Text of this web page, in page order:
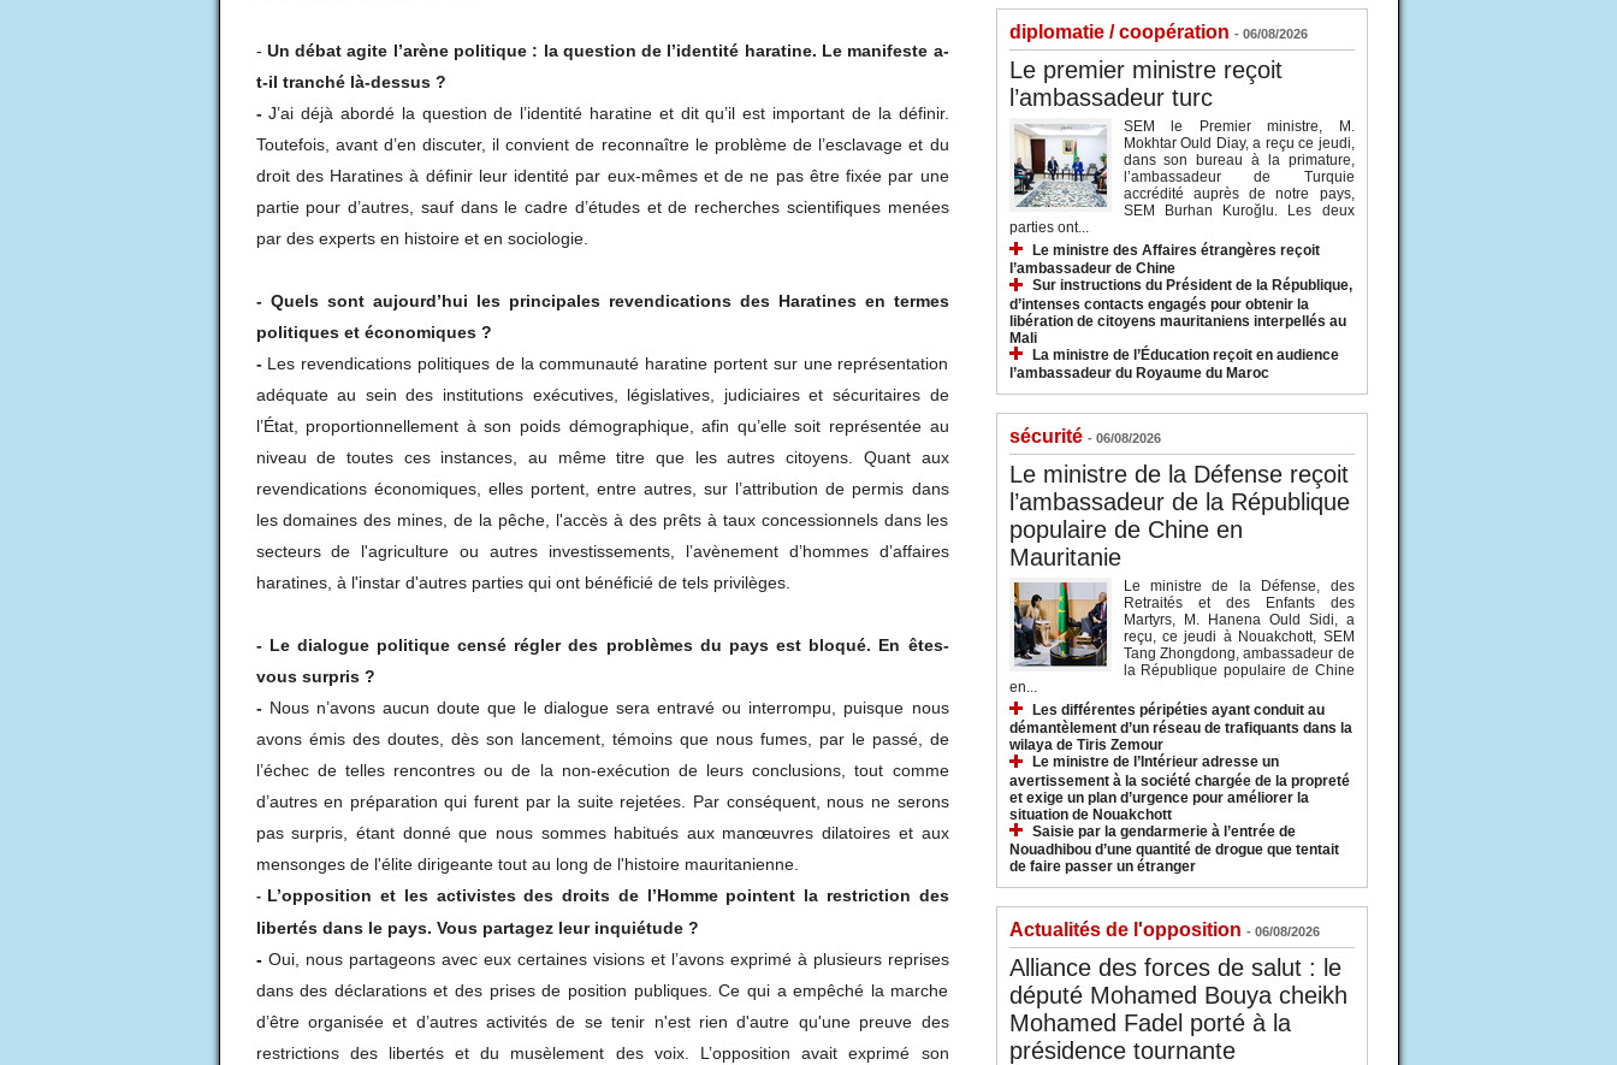
- Un débat agite l’arène politique : la question de l’identité haratine. Le manifeste a-
t-il tranché là-dessus ?
-J’ai déjà abordé la question de l’identité haratine et dit qu’il est important de la définir.
Toutefois, avant d’en discuter, il convient de reconnaître le problème de l’esclavage et du
droit des Haratines à définir leur identité par eux-mêmes et de ne pas être fixée par une
partie pour d’autres, sauf dans le cadre d’études et de recherches scientifiques menées
par des experts en histoire et en sociologie.
- Quels sont aujourd’hui les principales revendications des Haratines en termes
politiques et économiques ?
-Les revendications politiques de la communauté haratine portent sur une représentation
adéquate au sein des institutions exécutives, législatives, judiciaires et sécuritaires de
l’État, proportionnellement à son poids démographique, afin qu’elle soit représentée au
niveau de toutes ces instances, au même titre que les autres citoyens. Quant aux
revendications économiques, elles portent, entre autres, sur l’attribution de permis dans
les domaines des mines, de la pêche, l'accès à des prêts à taux concessionnels dans les
secteurs de l'agriculture ou autres investissements, l’avènement d’hommes d’affaires
haratines, à l'instar d'autres parties qui ont bénéficié de tels privilèges.
- Le dialogue politique censé régler des problèmes du pays est bloqué. En êtes-
vous surpris ?
-Nous n’avons aucun doute que le dialogue sera entravé ou interrompu, puisque nous
avons émis des doutes, dès son lancement, témoins que nous fumes, par le passé, de
l’échec de telles rencontres ou de la non-exécution de leurs conclusions, tout comme
d’autres en préparation qui furent par la suite rejetées. Par conséquent, nous ne serons
pas surpris, étant donné que nous sommes habitués aux manœuvres dilatoires et aux
mensonges de l'élite dirigeante tout au long de l'histoire mauritanienne.
- L’opposition et les activistes des droits de l’Homme pointent la restriction des
libertés dans le pays. Vous partagez leur inquiétude ?
-Oui, nous partageons avec eux certaines visions et l’avons exprimé à plusieurs reprises
dans des déclarations et des prises de position publiques. Ce qui a empêché la marche
d’être organisée et d’autres activités de se tenir n'est rien d'autre qu'une preuve des
restrictions des libertés et du musèlement des voix. L’opposition avait exprimé son
diplomatie / coopération - 06/08/2026
Le premier ministre reçoit
l’ambassadeur turc
SEM le Premier ministre, M.
Mokhtar Ould Diay, a reçu ce jeudi,
dans son bureau à la primature,
l’ambassadeur de Turquie
accrédité auprès de notre pays,
SEM Burhan Kuroğlu. Les deux
parties ont...
Le ministre des Affaires étrangères reçoit
l’ambassadeur de Chine
Sur instructions du Président de la République,
d’intenses contacts engagés pour obtenir la
libération de citoyens mauritaniens interpellés au
Mali
La ministre de l’Éducation reçoit en audience
l’ambassadeur du Royaume du Maroc
sécurité - 06/08/2026
Le ministre de la Défense reçoit
l’ambassadeur de la République
populaire de Chine en
Mauritanie
Le ministre de la Défense, des
Retraités et des Enfants des
Martyrs, M. Hanena Ould Sidi, a
reçu, ce jeudi à Nouakchott, SEM
Tang Zhongdong, ambassadeur de
la République populaire de Chine
en...
Les différentes péripéties ayant conduit au
démantèlement d’un réseau de trafiquants dans la
wilaya de Tiris Zemour
Le ministre de l’Intérieur adresse un
avertissement à la société chargée de la propreté
et exige un plan d’urgence pour améliorer la
situation de Nouakchott
Saisie par la gendarmerie à l’entrée de
Nouadhibou d’une quantité de drogue que tentait
de faire passer un étranger
Actualités de l'opposition - 06/08/2026
Alliance des forces de salut : le
député Mohamed Bouya cheikh
Mohamed Fadel porté à la
présidence tournante